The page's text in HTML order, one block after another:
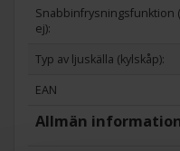
Snabbinfrysningsfunktion
ej):
Typ av ljuskälla (kylskåp):
EAN
Allmän